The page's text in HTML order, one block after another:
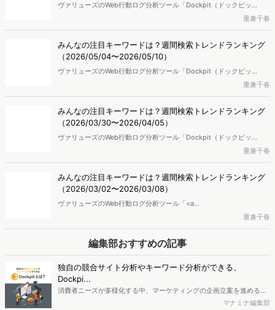
ヴァリューズのWeb行動ログ分析ツール「Dockpit（ドックピッ
ト）」をもとに、週次の検索急上昇ワードランキングを作成し、トレ
ンドになっているキーワードを取り上げます。
重兼千春
みんなの注目キーワードは？週間検索トレンドランキング
（2026/05/04〜2026/05/10）
ヴァリューズのWeb行動ログ分析ツール「Dockpit（ドックピッ
ト）」をもとに、週次の検索急上昇ワードランキングを作成し、トレ
ンドになっているキーワードを取り上げます。
重兼千春
みんなの注目キーワードは？週間検索トレンドランキング
（2026/03/30〜2026/04/05）
ヴァリューズのWeb行動ログ分析ツール「Dockpit（ドックピッ
ト）」をもとに、週次の検索急上昇ワードランキングを作成し、トレ
ンドになっているキーワードを取り上げます。
重兼千春
みんなの注目キーワードは？週間検索トレンドランキング
（2026/03/02〜2026/03/08）
ヴァリューズのWeb行動ログ分析ツール「<a
href="https://www.valuesccg.com/dockpit/" target="_blank">
<b>Dockpit（ドックピット）</a></b>」をもとに、週次の検索急上
昇ワードランキングを作成しました。 2026年3月2日〜3月8日の検索
キーワードのトップ3は「ログイン」「WBC」「レシピ」です。ベネ
ズエラが初優勝を飾った「WBC」や3月8日の「国際女性デー」、
「皆既月食」などが注目されています。
重兼千春
編集部おすすめの記事
独自の競合サイト分析やキーワード分析ができる、
Dockpi...
消費者ニーズが多様化する中、マーケティングの企画立案を進める上
で、競合分析や消費者分析の重要性がより高まっています。Web行動
マナミナ編集部